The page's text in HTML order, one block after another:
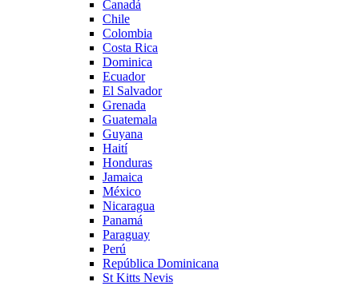
Canadá
Chile
Colombia
Costa Rica
Dominica
Ecuador
El Salvador
Grenada
Guatemala
Guyana
Haití
Honduras
Jamaica
México
Nicaragua
Panamá
Paraguay
Perú
República Dominicana
St Kitts Nevis